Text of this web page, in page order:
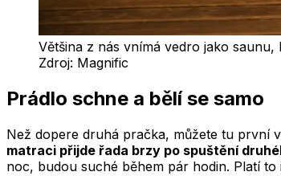
Většina z nás vnímá vedro jako
Zdroj: Magnific
Prádlo schne a bělí se samo
Než dopere druhá pračka, můžete tu první
matraci přijde řada brzy po spuštění
noc, budou suché během pár hodin. Platí